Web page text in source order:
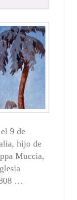
9 de
hijo de
Muccia,
…